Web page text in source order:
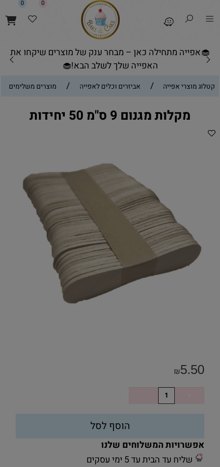
🧁אפייה מתחילה כאן – מבחר ענק של מוצרים שיקחו את
האפייה שלך לשלב הבא!🧁
0 0
קטלוג מוצרי אפייה / אביזרים וכלים לאפייה / מוצרים משלימים
מקלות מגנום 9 ס"מ 50 יחידות
₪5.50
הוסף לסל
אפשרויות המשלוחים שלנו
שליח עד הבית עד 5 ימי עסקים